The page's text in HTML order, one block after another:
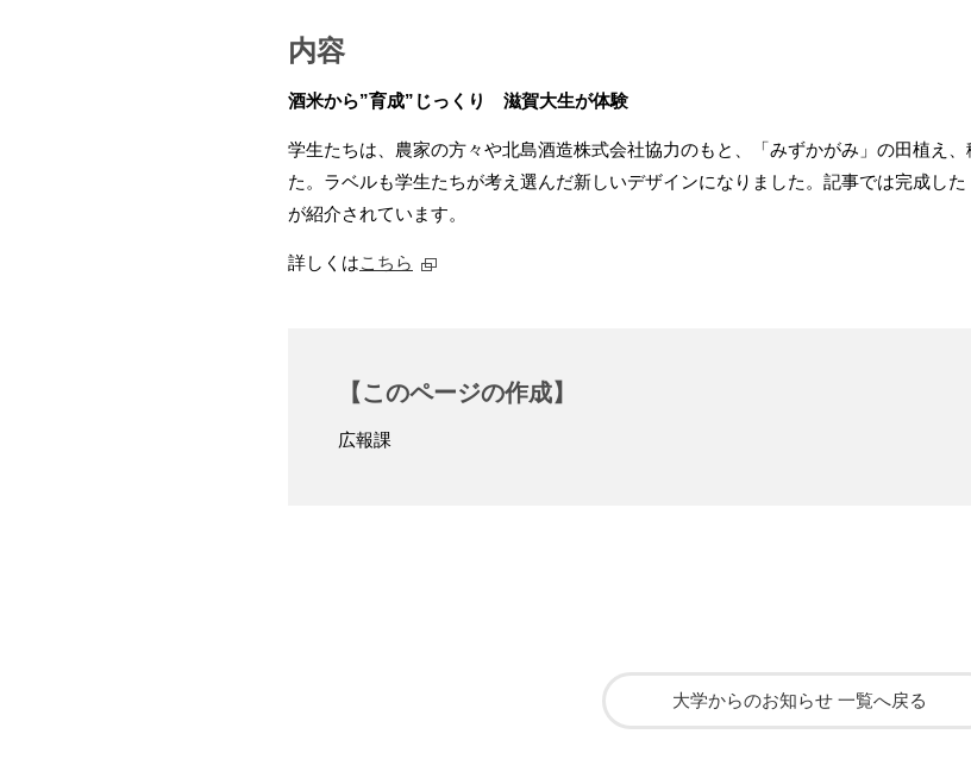
内容
酒米から”育成”じっくり 滋賀大生が体験
学生たちは、農家の方々や北島酒造株式会社協力のもと、「みずかがみ」の田植え
た。ラベルも学生たちが考え選んだ新しいデザインになりました。記事では完成し
が紹介されています。
詳しくはこちら
【このページの作成】
広報課
大学からのお知らせ 一覧へ戻る